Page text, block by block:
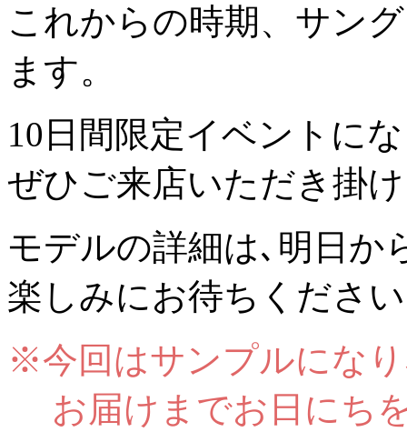
これからの時期、サン
ます。
10日間限定イベントに
ぜひご来店いただき掛
モデルの詳細は､明日か
楽しみにお待ちくださ
※今回はサンプルにな
お届けまでお日にち